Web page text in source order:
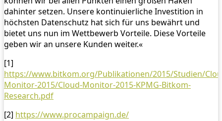
dahinter setzen. Unsere kontinuierliche Investition in
höchsten Datenschutz hat sich für uns bewährt und
bietet uns nun im Wettbewerb Vorteile. Diese Vorteile
geben wir an unsere Kunden weiter.«
[1]
https://www.bitkom.org/Publikationen/2015/Studien/
Monitor-2015/Cloud-Monitor-2015-KPMG-Bitkom-
Research.pdf
[2] https://www.procampaign.de/